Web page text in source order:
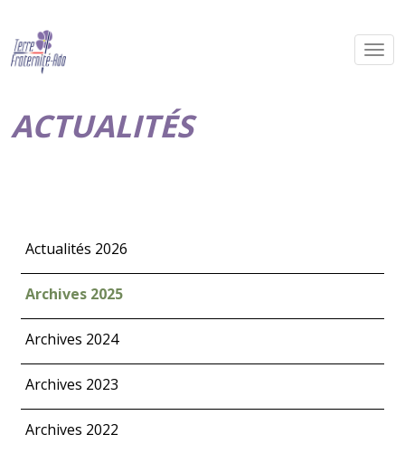
ACTUALITÉS
Actualités 2026
Archives 2025
Archives 2024
Archives 2023
Archives 2022